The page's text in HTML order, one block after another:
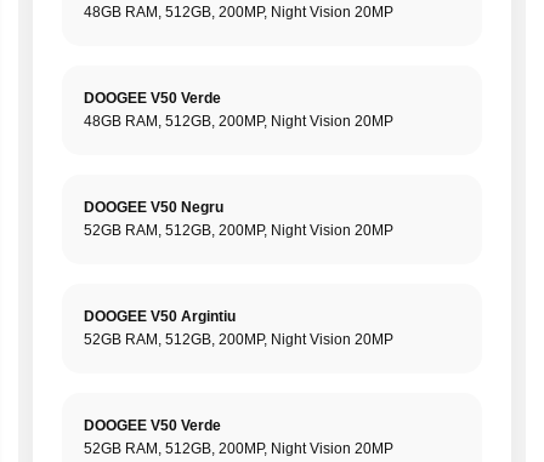
48GB RAM, 512GB, 200MP, Night Vision 20MP
DOOGEE V50 Verde
48GB RAM, 512GB, 200MP, Night Vision 20MP
DOOGEE V50 Negru
52GB RAM, 512GB, 200MP, Night Vision 20MP
DOOGEE V50 Argintiu
52GB RAM, 512GB, 200MP, Night Vision 20MP
DOOGEE V50 Verde
52GB RAM, 512GB, 200MP, Night Vision 20MP